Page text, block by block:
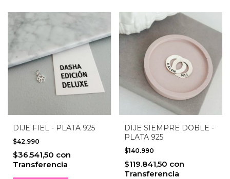
DIJE FIEL - PLATA 925
$42.990
$36.541,50 con
Transferencia
DIJE SIEMPRE DOBLE -
PLATA 925
$140.990
$119.841,50 con
Transferencia